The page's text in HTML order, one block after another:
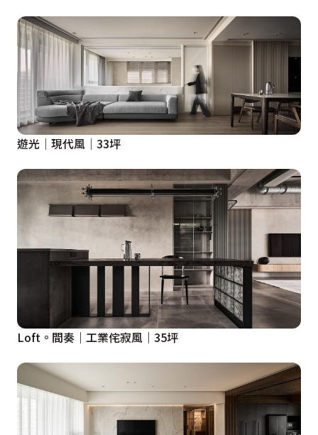
遊光│現代風│33坪
Loft。間奏｜工業侘寂風｜35坪